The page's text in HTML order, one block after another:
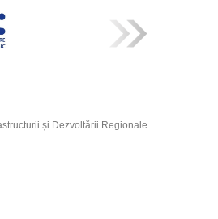
și Dezvoltării Regionale